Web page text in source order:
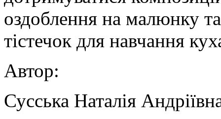
оздоблення на малюнку
тістечок для навчання
Автор:
Сусська Наталія